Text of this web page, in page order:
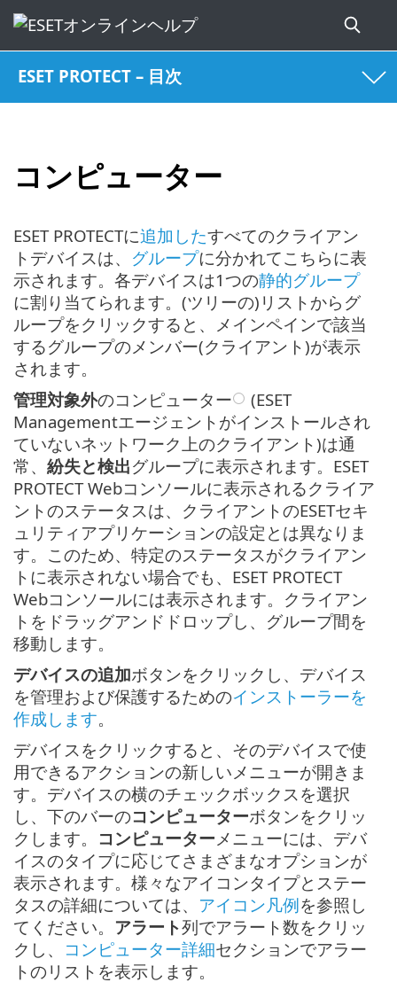
ESET PROTECT – 目次
コンピューター
ESET PROTECTに追加したすべてのクライアン
トデバイスは、 グループに分かれてこちらに表
示されます。各デバイスは1つの静的グループ
に割り当てられます。(ツリーの)リストからグ
ループをクリックすると、メインペインで該当
するグループのメンバー(クライアント)が表示
されます。
管理対象外のコンピューター
(ESET
Managementエージェントがインストールされ
ていないネットワーク上のクライアント)は通
常、 紛失と検出グループに表示されます。ESET
PROTECT Webコンソールに表示されるクライア
ントのステータスは、クライアントのESETセキ
ュリティアプリケーションの設定とは異なりま
す。このため、特定のステータスがクライアン
トに表示されない場合でも、ESET PROTECT
Webコンソールには表示されます。クライアン
トをドラッグアンドドロップし、グループ間を
移動します。
デバイスの追加ボタンをクリックし、デバイス
を管理および保護するためのインストーラーを
作成します。
デバイスをクリックすると、そのデバイスで使
用できるアクションの新しいメニューが開きま
す。デバイスの横のチェックボックスを選択
し、下のバーのコンピューターボタンをクリッ
クします。 コンピューターメニューには、デバ
イスのタイプに応じてさまざまなオプションが
表示されます。様々なアイコンタイプとステー
タスの詳細については、 アイコン凡例を参照し
てください。 アラート列でアラート数をクリッ
クし、
コンピューター詳細セクションでアラー
トのリストを表示します。